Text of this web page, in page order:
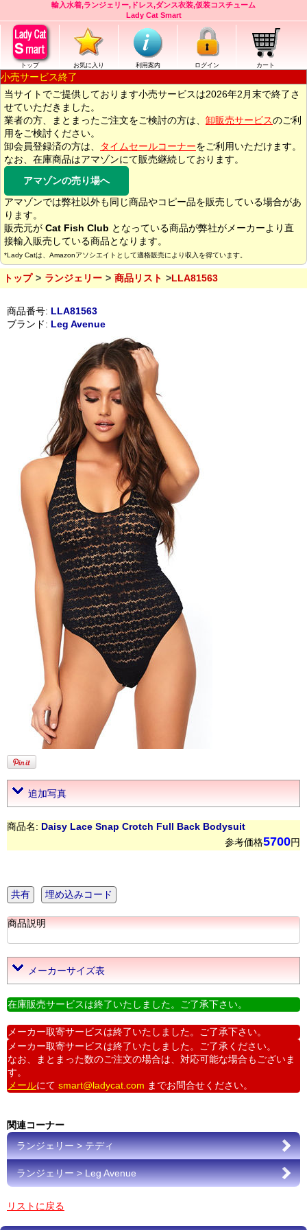
輸入水着,ランジェリー,ドレス,ダンス衣装,仮装コスチューム
Lady Cat Smart
トップ お気に入り 利用案内 ログイン カート
小売サービス終了
当サイトでご提供しております小売サービスは2026年2月末で終了さ
せていただきました。
業者の方、まとまったご注文をご検討の方は、 卸販売サービスのご利
用をご検討ください。
卸会員登録済の方は、
タイムセールコーナーをご利用いただけます。
なお、在庫商品はアマゾンにて販売継続しております。
アマゾンの売り場へ
アマゾンでは弊社以外も同じ商品やコピー品を販売している場合があ
ります。
販売元が Cat Fish Club となっている商品が弊社がメーカーより直
接輸入販売している商品となります。
*Lady Catは、Amazonアソシエイトとして適格販売により収入を得ています。
トップ ランジェリー 商品リスト LLA81563
商品番号: LLA81563
ブランド: Leg Avenue
追加写真
商品名: Daisy Lace Snap Crotch Full Back Bodysuit
参考価格5700円
共有 埋め込みコード
商品説明
メーカーサイズ表
在庫販売サービスは終了いたしました。ご了承下さい。
メーカー取寄サービスは終了いたしました。ご了承下さい。
メーカー取寄サービスは終了いたしました。ご了承ください。
なお、まとまった数のご注文の場合は、対応可能な場合もございま
す。
メールにて smart@ladycat.com までお問合せください。
関連コーナー
ランジェリー > テディ
ランジェリー > Leg Avenue
リストに戻る